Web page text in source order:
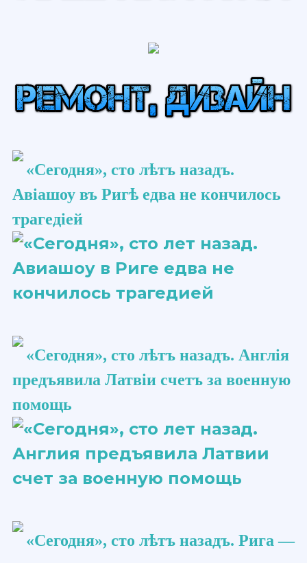
«Сегодня», сто ​лѣтъ​ назадъ.
Авіашоу​ въ Ригѣ едва не кончилось
трагедіей
«Сегодня», сто ​лѣтъ​ назадъ. Англія
предъявила Латвіи счетъ за военную
помощь
«Сегодня», сто ​лѣтъ​ назадъ. Рига —